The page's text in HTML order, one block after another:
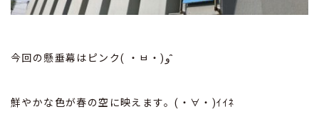
今回の懸垂幕はピンク( ・ㅂ・)و ̑̑
鮮やかな色が春の空に映えます。(・∀・)ｲｲﾈ